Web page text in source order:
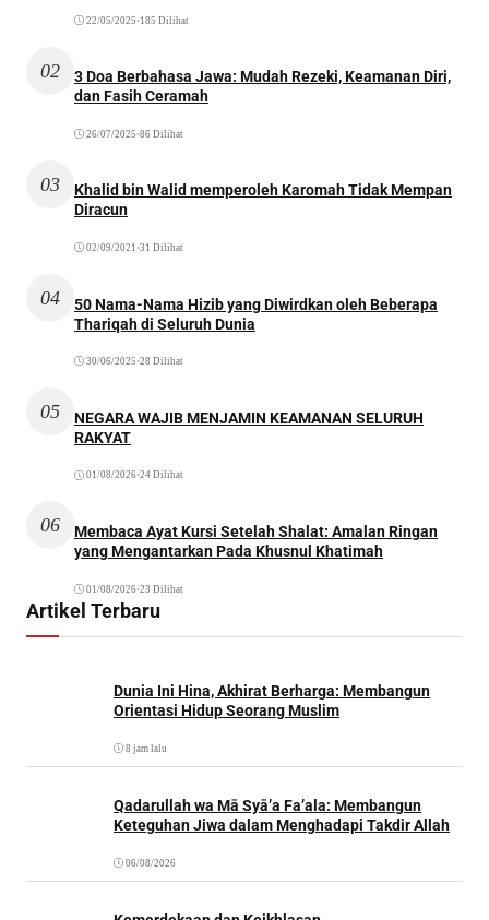
22/05/2025 •185 Dilihat
02
3 Doa Berbahasa Jawa: Mudah Rezeki, Keamanan Diri,
dan Fasih Ceramah
26/07/2025 •86 Dilihat
03
Khalid bin Walid memperoleh Karomah Tidak Mempan
Diracun
02/09/2021 •31 Dilihat
04
50 Nama-Nama Hizib yang Diwirdkan oleh Beberapa
Thariqah di Seluruh Dunia
30/06/2025 •28 Dilihat
05
NEGARA WAJIB MENJAMIN KEAMANAN SELURUH
RAKYAT
01/08/2026•24 Dilihat
06
Membaca Ayat Kursi Setelah Shalat: Amalan Ringan
yang Mengantarkan Pada Khusnul Khatimah
01/08/2026•23 Dilihat
Artikel Terbaru
Dunia Ini Hina, Akhirat Berharga: Membangun
Orientasi Hidup Seorang Muslim
8 jam lalu
Qadarullah wa Mā Syā’a Fa’ala: Membangun
Keteguhan Jiwa dalam Menghadapi Takdir Allah
06/08/2026